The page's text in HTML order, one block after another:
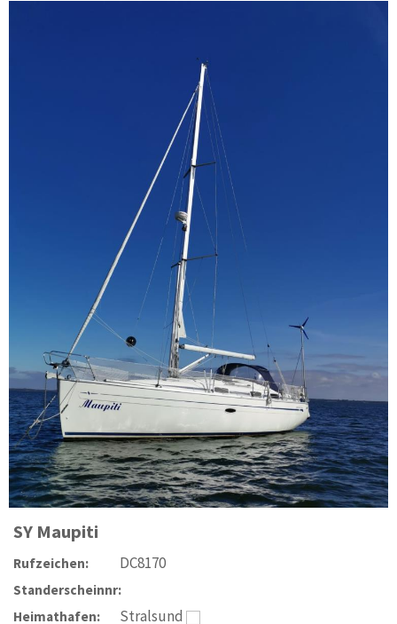
SY Maupiti
Rufzeichen: DC8170
Standerscheinnr:
Heimathafen:
Stralsund